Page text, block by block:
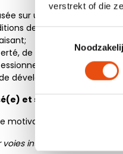
verstrekt of die
Toestemmingsselectie
sur un travail à temps
de travail;
de responsabilités et
où vos idées ont
développement.
et souhaitezvous
motivation et un CV avec
intérimaires ne seront